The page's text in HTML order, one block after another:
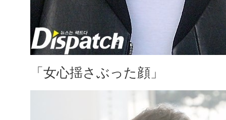
「女心揺さぶった顔」